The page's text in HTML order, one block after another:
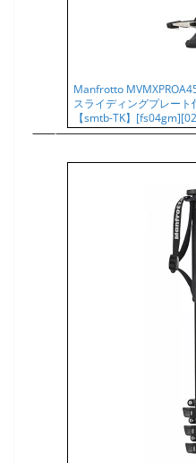
Manfrotto
スライディングプレート
【smtb-TK】